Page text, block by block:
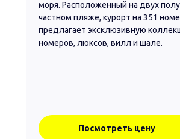
моря. Расположенный на двух
частном пляже, курорт на 351
предлагает эксклюзивную
номеров, люксов, вилл и шале.
Посмотреть цену